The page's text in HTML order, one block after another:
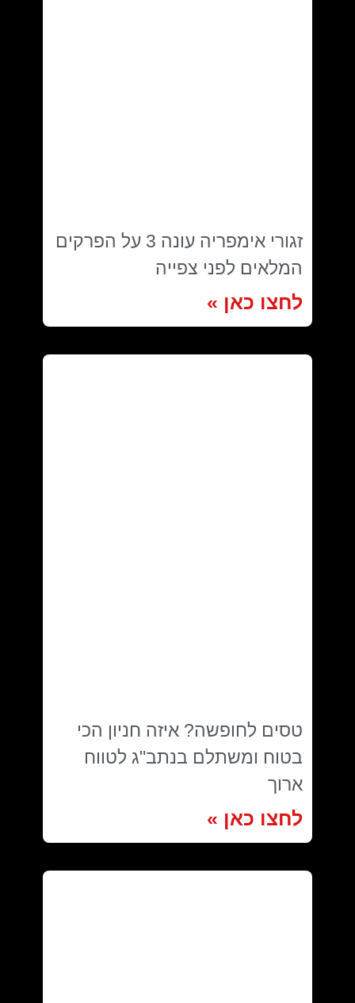
זגורי אימפריה עונה 3 על הפרקים
המלאים לפני צפייה
לחצו כאן »
טסים לחופשה? איזה חניון הכי
בטוח ומשתלם בנתב"ג לטווח
ארוך
לחצו כאן »